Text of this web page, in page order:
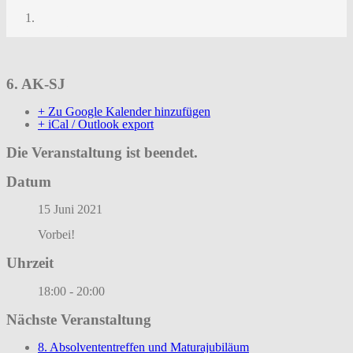
6. AK-SJ
+ Zu Google Kalender hinzufügen
+ iCal / Outlook export
Die Veranstaltung ist beendet.
Datum
15 Juni 2021
Vorbei!
Uhrzeit
18:00 - 20:00
Nächste Veranstaltung
8. Absolvententreffen und Maturajubiläum